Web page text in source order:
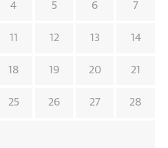
4 5 6 7
11 12 13 14
18 19 20 21
25 26 27 28